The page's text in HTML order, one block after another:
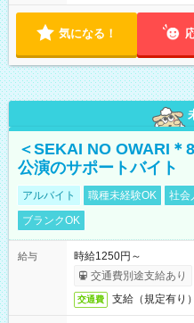
気になる！
＜SEKAI NO OWARI＊
公演のサポートバイト
アルバイト 職種未経験OK 社会
ブランクOK
給与
時給1250円～
交通費別途支給あり
交通費 支給（規定有り）